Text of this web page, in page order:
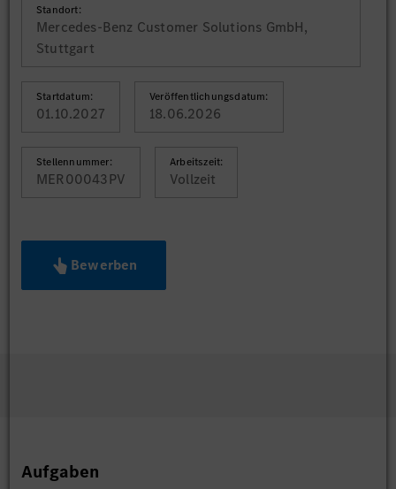
Standort:
Mercedes-Benz Customer Solutions GmbH,
Stuttgart
Startdatum:
01.10.2027
Veröffentlichungsdatum:
18.06.2026
Stellennummer:
MER00043PV
Arbeitszeit:
Vollzeit
Bewerben
Aufgaben